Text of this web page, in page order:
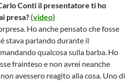
Conti il presentatore ti ho
presa?(video)
Ho anche pensato che fosse
stava parlando durante il
qualcosa sulla barba. Ho
frainteso e non avrei neanche
avessero reagito alla cosa. Uno di